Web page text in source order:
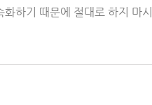
하기 때문에 절대로 하지 마